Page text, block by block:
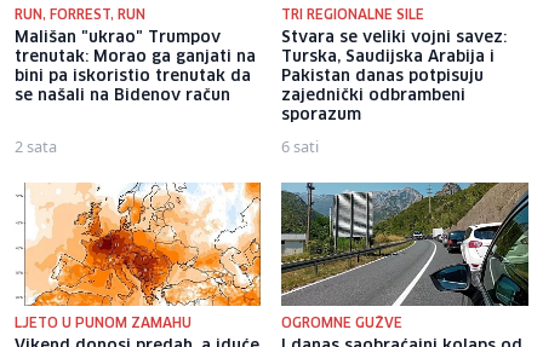
RUN, FORREST, RUN
Mališan "ukrao" Trumpov
trenutak: Morao ga ganjati na
bini pa iskoristio trenutak da
se našali na Bidenov račun
2 sata
TRI REGIONALNE SILE
Stvara se veliki vojni savez:
Turska, Saudijska Arabija i
Pakistan danas potpisuju
zajednički odbrambeni
sporazum
6 sati
LJETO U PUNOM ZAMAHU OGROMNE GUŽVE